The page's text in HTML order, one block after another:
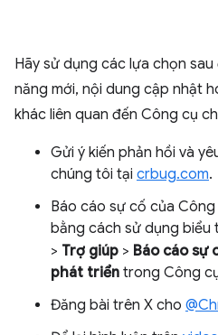
Hãy sử dụng các lựa chọn
năng mới, nội dung cập nhật
khác liên quan đến Công cụ
Gửi ý kiến phản hồi và
chúng tôi tại crbug.com.
Báo cáo sự cố của
bằng cách sử dụng biểu
> Trợ giúp > Báo cáo sự
phát triển trong Công
Đăng bài trên X cho